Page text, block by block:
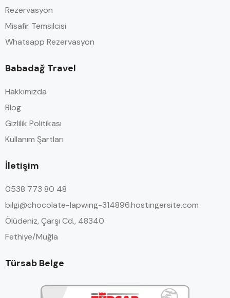
Rezervasyon
Misafir Temsilcisi
Whatsapp Rezervasyon
Babadağ Travel
Hakkımızda
Blog
Gizlilik Politikası
Kullanım Şartları
İletişim
0538 773 80 48
bilgi@chocolate-lapwing-314896.hostingersite.com
Ölüdeniz, Çarşı Cd., 48340
Fethiye/Muğla
Türsab Belge